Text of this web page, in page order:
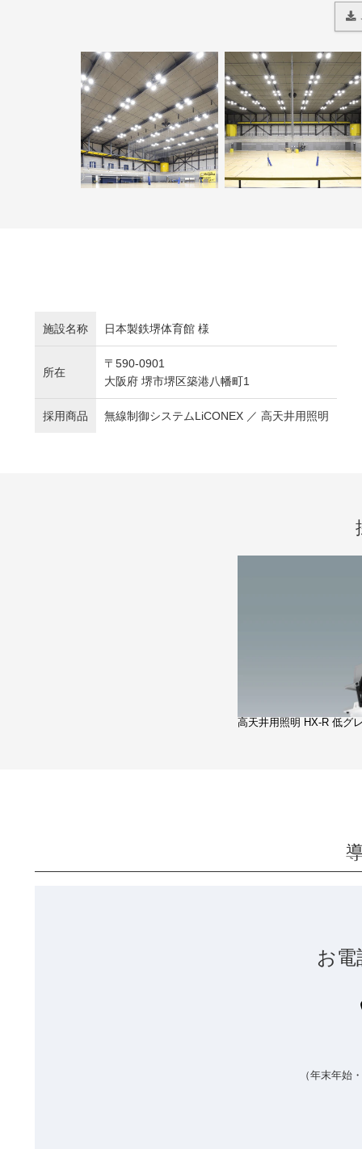
施設名称 日本製鉄堺体育館 様
所在
〒590-0901
大阪府 堺市堺区築港八幡町1
採用商品 無線制御システムLiCONEX ／ 高天井用照明
高天井用照明 HX-R 低グ
お
（年末年始